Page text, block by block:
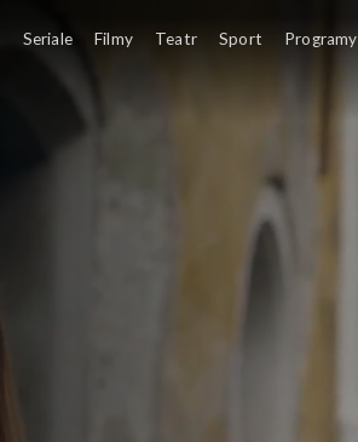
Seriale Filmy Teatr Sport Programy